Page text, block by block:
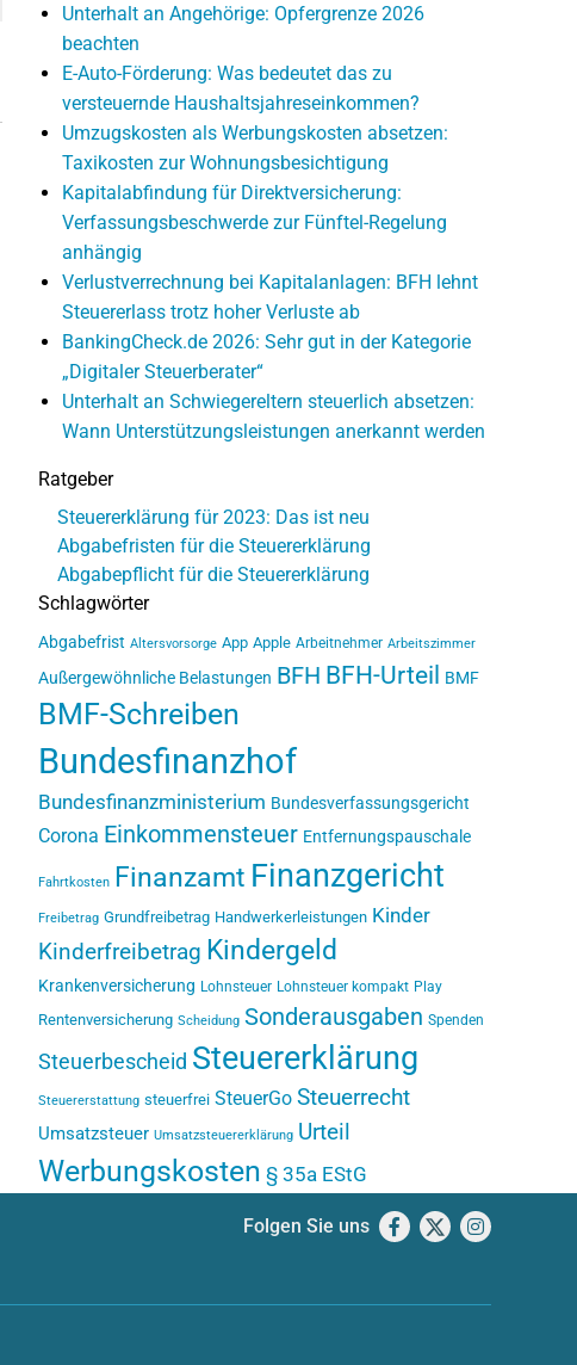
Unterhalt an Angehörige: Opfergrenze 2026
beachten
E-Auto-Förderung: Was bedeutet das zu
versteuernde Haushaltsjahreseinkommen?
Umzugskosten als Werbungskosten absetzen:
Taxikosten zur Wohnungsbesichtigung
Kapitalabfindung für Direktversicherung:
Verfassungsbeschwerde zur Fünftel-Regelung
anhängig
Verlustverrechnung bei Kapitalanlagen: BFH lehnt
Steuererlass trotz hoher Verluste ab
BankingCheck.de 2026: Sehr gut in der Kategorie
„Digitaler Steuerberater“
Unterhalt an Schwiegereltern steuerlich absetzen:
Wann Unterstützungsleistungen anerkannt werden
Ratgeber
Steuererklärung für 2023: Das ist neu
Abgabefristen für die Steuererklärung
Abgabepflicht für die Steuererklärung
Schlagwörter
Abgabefrist Altersvorsorge App Apple Arbeitnehmer Arbeitszimmer
Außergewöhnliche Belastungen BFH BFH-Urteil BMF
BMF-Schreiben
Bundesfinanzhof
Bundesfinanzministerium Bundesverfassungsgericht
Corona Einkommensteuer Entfernungspauschale
Fahrtkosten Finanzamt Finanzgericht
Freibetrag Grundfreibetrag Handwerkerleistungen Kinder
Kinderfreibetrag Kindergeld
Krankenversicherung Lohnsteuer Lohnsteuer kompakt Play
Rentenversicherung Scheidung Sonderausgaben Spenden
Steuerbescheid Steuererklärung
Steuererstattung steuerfrei SteuerGo Steuerrecht
Umsatzsteuer Umsatzsteuererklärung Urteil
Werbungskosten § 35a EStG
Folgen Sie uns Facebook
X Instagram